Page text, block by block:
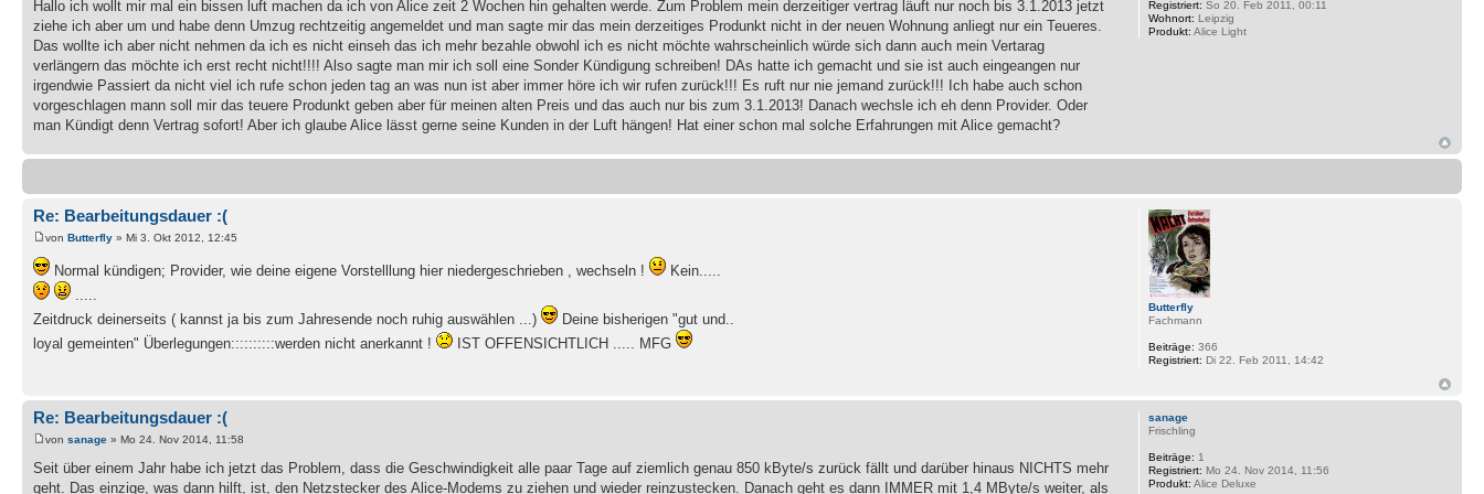
Hallo ich wollt mir mal ein bissen luft machen da ich von Alice zeit 2 Wochen hin gehalten werde. Zum Problem mein derzeitiger vertrag läuft nur noch bis 3.1.2013 jetzt
ziehe ich aber um und habe denn Umzug rechtzeitig angemeldet und man sagte mir das mein derzeitiges Produnkt nicht in der neuen Wohnung anliegt nur ein Teueres.
Das wollte ich aber nicht nehmen da ich es nicht einseh das ich mehr bezahle obwohl ich es nicht möchte wahrscheinlich würde sich dann auch mein Vertarag
verlängern das möchte ich erst recht nicht!!!! Also sagte man mir ich soll eine Sonder Kündigung schreiben! DAs hatte ich gemacht und sie ist auch eingeangen nur
irgendwie Passiert da nicht viel ich rufe schon jeden tag an was nun ist aber immer höre ich wir rufen zurück!!! Es ruft nur nie jemand zurück!!! Ich habe auch schon
vorgeschlagen mann soll mir das teuere Produnkt geben aber für meinen alten Preis und das auch nur bis zum 3.1.2013! Danach wechsle ich eh denn Provider. Oder
man Kündigt denn Vertrag sofort! Aber ich glaube Alice lässt gerne seine Kunden in der Luft hängen! Hat einer schon mal solche Erfahrungen mit Alice gemacht?
Registriert: So 20. Feb 2011, 00:11
Wohnort: Leipzig
Produkt: Alice Light
Re: Bearbeitungsdauer :(
von Butterfly » Mi 3. Okt 2012, 12:45
Normal kündigen; Provider, wie deine eigene Vorstelllung hier niedergeschrieben , wechseln !
Kein.....
Zeitdruck deinerseits ( kannst ja bis zum Jahresende noch ruhig auswählen ...)
Deine bisherigen "gut und..
loyal gemeinten" Überlegungen::::::::::werden nicht anerkannt !
IST OFFENSICHTLICH ..... MFG
Butterfly
Fachmann
Beiträge: 366
Registriert: Di 22. Feb 2011, 14:42
Re: Bearbeitungsdauer :(
von sanage » Mo 24. Nov 2014, 11:58
Seit über einem Jahr habe ich jetzt das Problem, dass die Geschwindigkeit alle paar Tage auf ziemlich genau 850 kByte/s zurück fällt und darüber hinaus NICHTS mehr
geht. Das einzige, was dann hilft, ist, den Netzstecker des Alice-Modems zu ziehen und wieder reinzustecken. Danach geht es dann IMMER mit 1,4 MByte/s weiter, als
sanage
Frischling
Beiträge: 1
Registriert: Mo 24. Nov 2014, 11:56
Produkt: Alice Deluxe